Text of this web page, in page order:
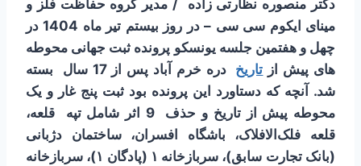
دکتر منصوره نظارتی زاده / مدیر گروه حفاظت فلز و
مینای ایکوم سی سی – در روز بیستم تیر ماه 1404 در
چهل و هفتمین جلسه یونسکو پرونده ثبت جهانی محوطه
های پیش از تاریخ
دره خرم آباد پس از 17 سال بسته
شد. آنچه که دستاورد این پرونده بود ثبت پنج غار و یک
محوطه پیش از تاریخ و حذف 9 اثر شامل تپه قلعه،
قلعه فلک‌الافلاک، باشگاه افسران، ساختمان دژبانی
(بانک تجارت سابق)، سربازخانه ۱ (پادگان ۱)، سربازخانه